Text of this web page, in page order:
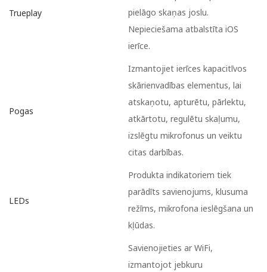
Trueplay
pielāgo skaņas joslu.
Nepieciešama atbalstīta iOS
ierīce.
Pogas
Izmantojiet ierīces kapacitīvos
skārienvadības elementus, lai
atskaņotu, apturētu, pārlektu,
atkārtotu, regulētu skaļumu,
izslēgtu mikrofonus un veiktu
citas darbības.
LEDs
Produkta indikatoriem tiek
parādīts savienojums, klusuma
režīms, mikrofona ieslēgšana un
kļūdas.
Savienojieties ar WiFi,
izmantojot jebkuru